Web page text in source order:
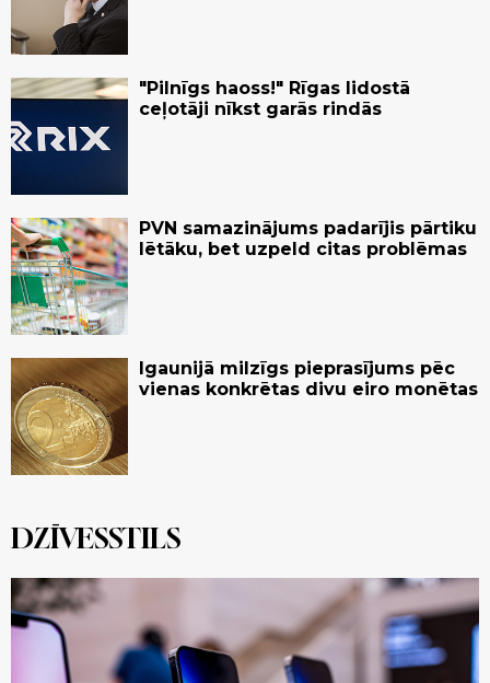
"Pilnīgs haoss!" Rīgas lidostā
ceļotāji nīkst garās rindās
PVN samazinājums padarījis pārtiku
lētāku, bet uzpeld citas problēmas
Igaunijā milzīgs pieprasījums pēc
vienas konkrētas divu eiro monētas
DZĪVESSTILS